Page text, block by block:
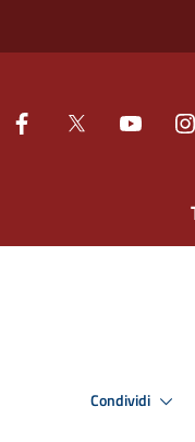
Condividi